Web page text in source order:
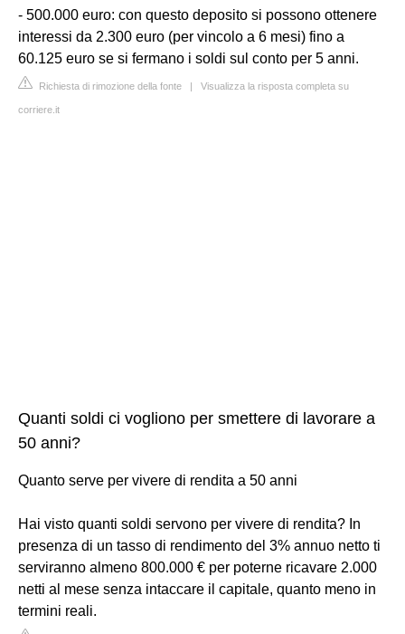
- 500.000 euro: con questo deposito si possono ottenere
interessi da 2.300 euro (per vincolo a 6 mesi) fino a
60.125 euro se si fermano i soldi sul conto per 5 anni.
Richiesta di rimozione della fonte | Visualizza la risposta completa su
corriere.it
Quanti soldi ci vogliono per smettere di lavorare a
50 anni?
Quanto serve per vivere di rendita a 50 anni
Hai visto quanti soldi servono per vivere di rendita? In
presenza di un tasso di rendimento del 3% annuo netto ti
serviranno almeno 800.000 € per poterne ricavare 2.000
netti al mese senza intaccare il capitale, quanto meno in
termini reali.